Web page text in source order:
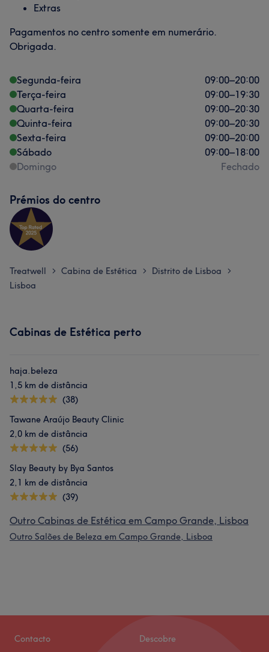
Extras
Pagamentos no centro somente em numerário.
Obrigada.
Segunda-feira 09:00–20:00
Terça-feira
09:00–19:30
Quarta-feira
09:00–20:30
Quinta-feira
09:00–20:30
Sexta-feira
09:00–20:00
Sábado
09:00–18:00
Domingo
Fechado
Prémios do centro
Treatwell > Cabina de Estética > Distrito de Lisboa >
Lisboa
Cabinas de Estética perto
haja.beleza
1,5 km de distância
(38)
Tawane Araújo Beauty Clinic
2,0 km de distância
(56)
Slay Beauty by Bya Santos
2,1 km de distância
(39)
Outro Cabinas de Estética em Campo Grande, Lisboa
Outro Salões de Beleza em Campo Grande, Lisboa
Contacto Descobre